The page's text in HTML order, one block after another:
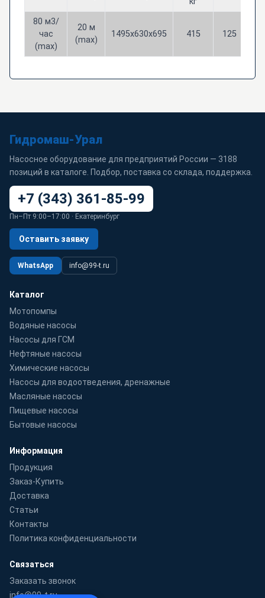
80 м3/
час
(max)
20 м
(max)
1495х630х695 415 125
Гидромаш-Урал
Насосное оборудование для предприятий России — 3188
позиций в каталоге. Подбор, поставка со склада, поддержка.
+7 (343) 361-85-99
Пн–Пт 9:00–17:00 · Екатеринбург
Оставить заявку
WhatsApp info@99-t.ru
Каталог
Мотопомпы
Водяные насосы
Насосы для ГСМ
Нефтяные насосы
Химические насосы
Насосы для водоотведения, дренажные
Масляные насосы
Пищевые насосы
Бытовые насосы
Информация
Продукция
Заказ-Купить
Доставка
Статьи
Контакты
Политика конфиденциальности
Связаться
Заказать звонок
info@99-t.ru